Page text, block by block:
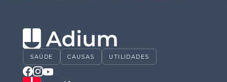
SAÚDE CAUSAS UTILIDADES